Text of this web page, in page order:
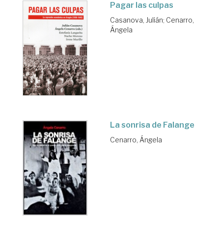
Pagar las culpas
Casanova, Julián; Cenarro,
Ángela
La sonrisa de Falange
Cenarro, Ángela